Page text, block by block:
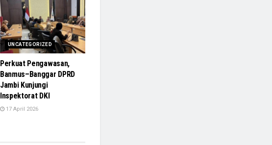
UNCATEGORIZED
Perkuat Pengawasan,
Banmus–Banggar DPRD
Jambi Kunjungi
Inspektorat DKI
17 April 2026